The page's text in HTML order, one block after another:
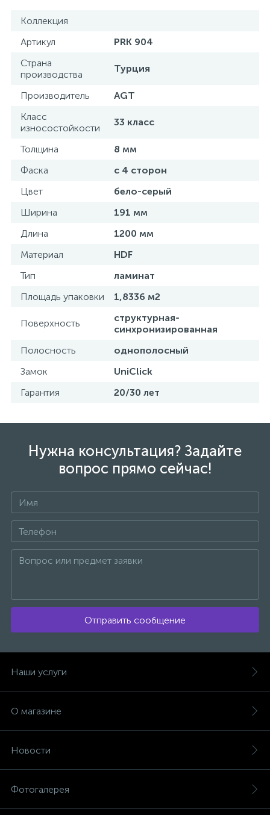
Коллекция
Артикул
PRK 904
Страна
производства
Турция
Производитель
AGT
Класс
износостойкости
33 класс
Толщина
8 мм
Фаска
с 4 сторон
Цвет
бело-серый
Ширина
191 мм
Длина
1200 мм
Материал
HDF
Тип
ламинат
Площадь упаковки
1,8336 м2
Поверхность
структурная-
синхронизированная
Полосность
однополосный
Замок
UniClick
Гарантия
20/30 лет
Нужна консультация? Задайте
вопрос прямо сейчас!
Отправить сообщение
Наши услуги
О магазине
Новости
Фотогалерея